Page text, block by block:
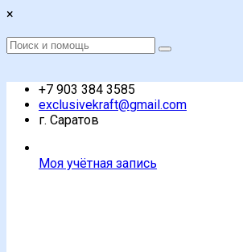
Перейти
содержимому
×
Поиск
:
Поиск
+7 903 384 3585
exclusivekraft@gmail.com
г. Саратов
Моя учётная запись